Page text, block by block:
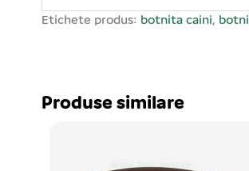
Etichete produs: botnita caini,
Produse similare